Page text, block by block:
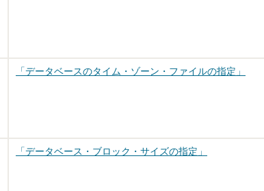
「データベースのタイム・ゾーン・ファイルの指定」
「データベース・ブロック・サイズの指定」